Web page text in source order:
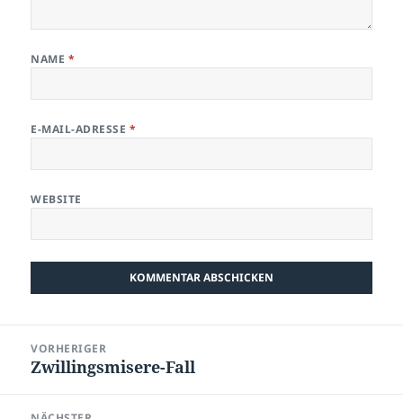
NAME *
E-MAIL-ADRESSE *
WEBSITE
VORHERIGER
Vorheriger
Zwillingsmisere-Fall